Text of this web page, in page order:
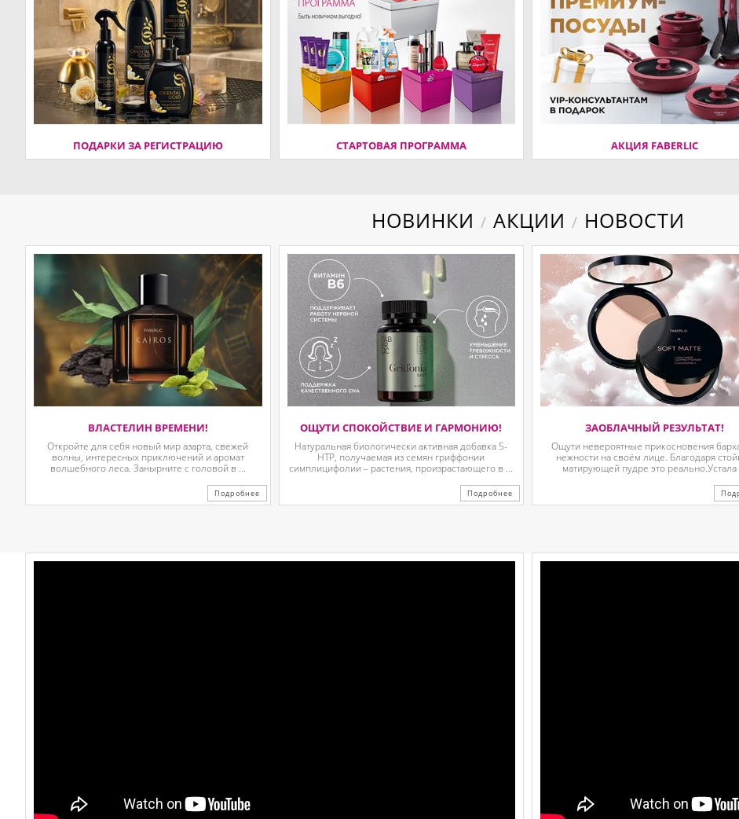
ПОДАРКИ ЗА РЕГИСТРАЦИЮ СТАРТОВАЯ ПРОГРАММА АКЦИЯ FABERLIC
НОВИНКИ / АКЦИИ / НОВОСТИ
ВЛАСТЕЛИН ВРЕМЕНИ!
Откройте для себя новый мир азарта, свежей
волны, интересных приключений и аромат
волшебного леса. Занырните с головой в ...
Подробнее
ОЩУТИ СПОКОЙСТВИЕ И ГАРМОНИЮ!
Натуральная биологически активная добавка 5-
HTP, получаемая из семян гриффонии
симплицифолии – растения, произрастающего в ...
Подробнее
ЗАОБЛАЧНЫЙ РЕЗУЛЬТАТ!
Ощути невероятные прикосновения
нежности на своём лице. Благодаря
матирующей пудре это реально.Устала